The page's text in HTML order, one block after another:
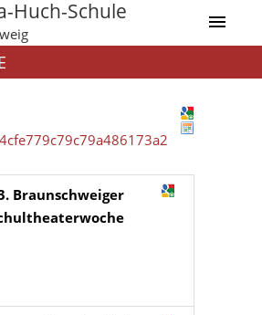
Huch-Schule
Braunschweiger